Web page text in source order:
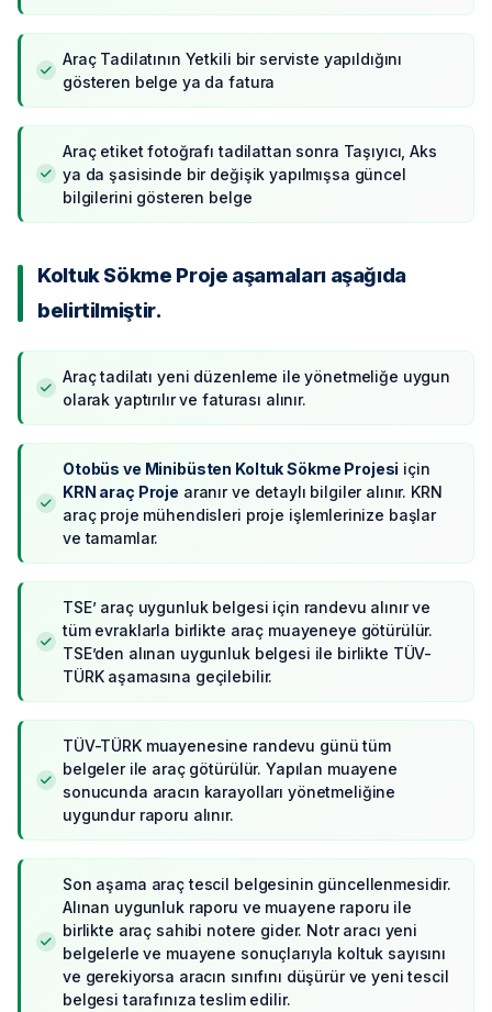
Araç Tadilatının Yetkili bir serviste yapıldığını
gösteren belge ya da fatura
Araç etiket fotoğrafı tadilattan sonra Taşıyıcı, Aks
ya da şasisinde bir değişik yapılmışsa güncel
bilgilerini gösteren belge
Koltuk Sökme Proje aşamaları aşağıda
belirtilmiştir.
Araç tadilatı yeni düzenleme ile yönetmeliğe uygun
olarak yaptırılır ve faturası alınır.
Otobüs ve Minibüsten Koltuk Sökme Projesi için
KRN araç Proje aranır ve detaylı bilgiler alınır. KRN
araç proje mühendisleri proje işlemlerinize başlar
ve tamamlar.
TSE’ araç uygunluk belgesi için randevu alınır ve
tüm evraklarla birlikte araç muayeneye götürülür.
TSE’den alınan uygunluk belgesi ile birlikte TÜV-
TÜRK aşamasına geçilebilir.
TÜV-TÜRK muayenesine randevu günü tüm
belgeler ile araç götürülür. Yapılan muayene
sonucunda aracın karayolları yönetmeliğine
uygundur raporu alınır.
Son aşama araç tescil belgesinin güncellenmesidir.
Alınan uygunluk raporu ve muayene raporu ile
birlikte araç sahibi notere gider. Notr aracı yeni
belgelerle ve muayene sonuçlarıyla koltuk sayısını
ve gerekiyorsa aracın sınıfını düşürür ve yeni tescil
belgesi tarafınıza teslim edilir.